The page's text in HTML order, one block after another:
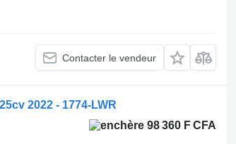
Contacter le vendeur
2022 - 1774-LWR
98 360 F CFA